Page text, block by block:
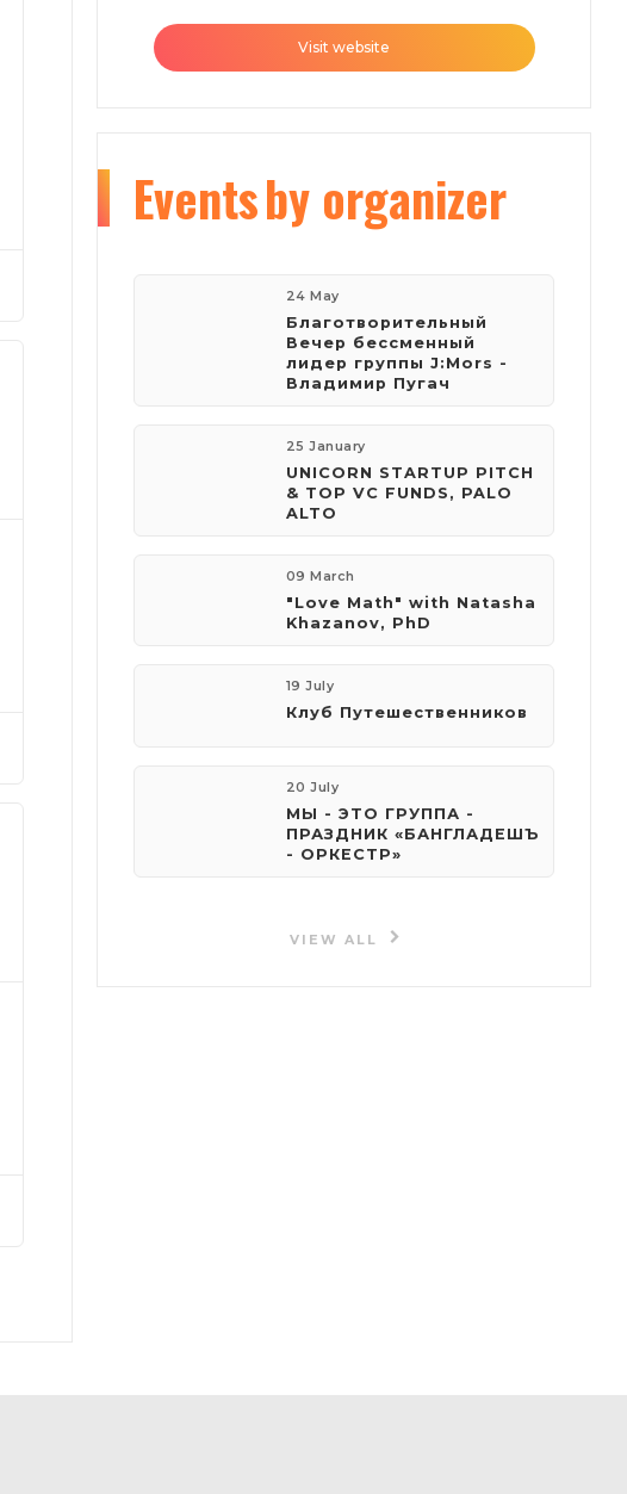
Visit website
Eventsby organizer
24 May
Благотворительный
Вечер бессменный
лидер группы J:Mors -
Владимир Пугач
25 January
UNICORN STARTUP PITCH
& TOP VC FUNDS, PALO
ALTO
09 March
"Love Math" with Natasha
Khazanov, PhD
19 July
Клуб Путешественников
20 July
МЫ - ЭТО ГРУППА -
ПРАЗДНИК «БАНГЛАДЕШЪ
- ОРКЕСТР»
VIEW ALL